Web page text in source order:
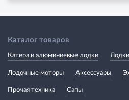
Каталог товаров
Катера и алюминиевые лодки
Лодочные моторы Аксессуары
Прочая техника Сапы